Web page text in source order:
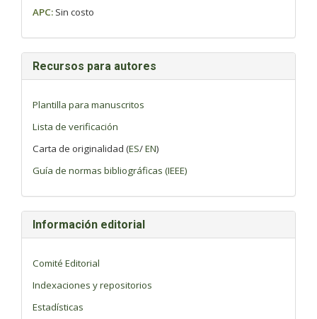
APC: Sin costo
Recursos para autores
Plantilla para manuscritos
Lista de verificación
Carta de originalidad (ES/EN)
Guía de normas bibliográficas (IEEE)
Información editorial
Comité Editorial
Indexaciones y repositorios
Estadísticas